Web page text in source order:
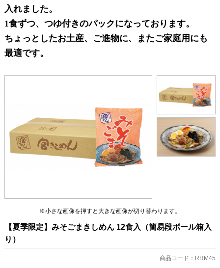
入れました。
1食ずつ、つゆ付きのパックになっております。
ちょっとしたお土産、ご進物に、またご家庭用にも
最適です。
※小さな画像を押すと大きな画像が切り替わります。
【夏季限定】みそごまきしめん 12食入（簡易段ボール箱入
り）
商品コード：RRM45